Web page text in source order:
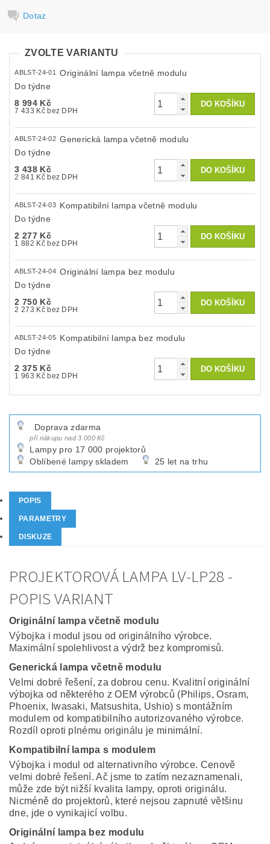
Dotaz
ZVOLTE VARIANTU
ABLST-24-01
Originální lampa včetně modulu
Do týdne
8 994 Kč
7 433 Kč bez DPH
ABLST-24-02 Generická lampa včetně modulu
Do týdne
3 438 Kč
2 841 Kč bez DPH
ABLST-24-03 Kompatibilní lampa včetně modulu
Do týdne
2 277 Kč
1 882 Kč bez DPH
ABLST-24-04 Originální lampa bez modulu
Do týdne
2 750 Kč
2 273 Kč bez DPH
ABLST-24-05 Kompatibilní lampa bez modulu
Do týdne
2 375 Kč
1 963 Kč bez DPH
Doprava zdarma
při nákupu nad 3 000 Kč
Lampy pro 17 000 projektorů
Oblíbené lampy skladem
25 let na trhu
POPIS
PARAMETRY
DISKUZE
PROJEKTOROVÁ LAMPA LV-LP28 -
POPIS VARIANT
Originální lampa včetně modulu
Výbojka i modul jsou od originálního výrobce.
Maximální spolehlivost a výdrž bez kompromisů.
Generická lampa včetně modulu
Velmi dobré řešení, za dobrou cenu. Kvalitní originální
výbojka od některého z OEM výrobců (Philips, Osram,
Phoenix, Iwasaki, Matsushita, Ushio) s montážním
modulem od kompatibilního autorizovaného výrobce.
Rozdíl oproti plnému originálu je minimální.
Kompatibilní lampa s modulem
Výbojka i modul od alternativního výrobce. Cenově
velmi dobré řešení. Ač jsme to zatím nezaznamenali,
může zde být nižší kvalita lampy, oproti originálu.
Nicméně do projektorů, které nejsou zapnuté většinu
dne, jde o vynikajicí volbu.
Originální lampa bez modulu